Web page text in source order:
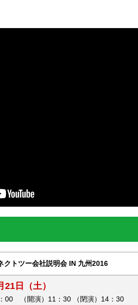
クトツー会社説明会 IN 九州2016
21日（土）
：00 （開演）11：30 （閉演）14：30